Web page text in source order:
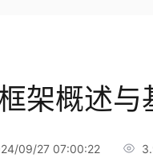
架概述
09/27 07:00:22